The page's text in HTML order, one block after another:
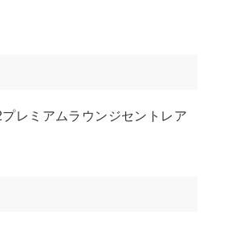
レミアムラウンジセントレア